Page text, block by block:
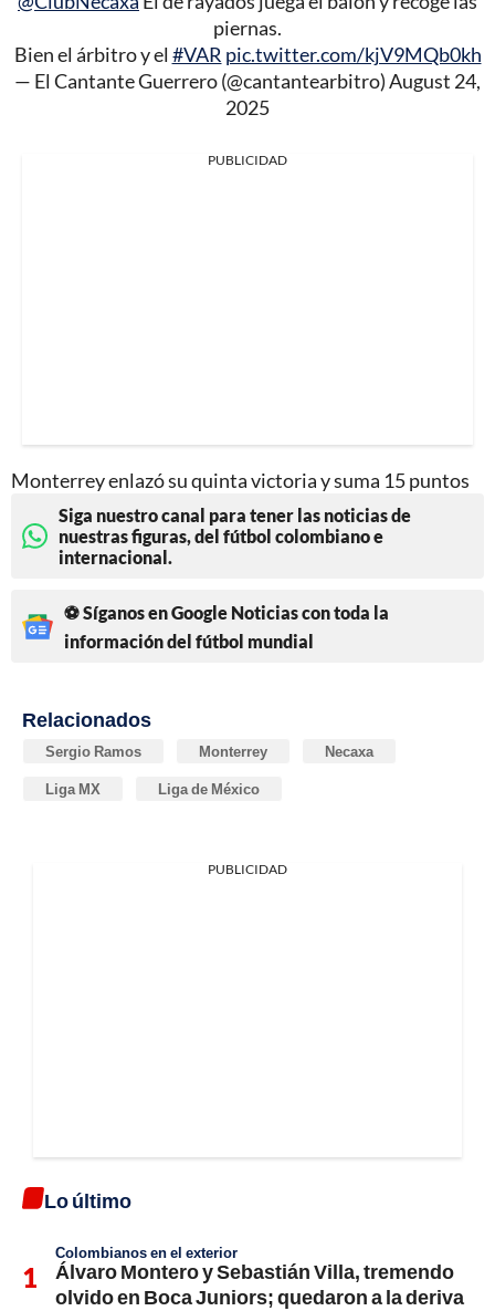
piernas.
Bien el árbitro y el #VAR pic.twitter.com/kjV9MQb0kh
— El Cantante Guerrero (@cantantearbitro)August 24,
2025
PUBLICIDAD
Monterrey enlazó su quinta victoria y suma 15 puntos
Siga nuestro canal para tener las noticias de
nuestras figuras, del fútbol colombiano e
internacional.
⚽ Síganos en Google Noticias con toda la
información del fútbol mundial
Relacionados
Sergio Ramos Monterrey Necaxa
Liga MX Liga de México
PUBLICIDAD
Lo último
Colombianos en el exterior
Álvaro Montero y Sebastián Villa, tremendo
olvido en Boca Juniors; quedaron a la deriva